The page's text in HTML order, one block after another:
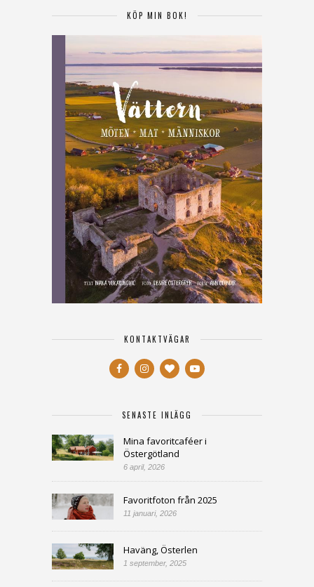
KÖP MIN BOK!
KONTAKTVÄGAR
SENASTE INLÄGG
Mina favoritcaféer i
Östergötland
6 april, 2026
Favoritfoton från 2025
11 januari, 2026
Haväng, Österlen
1 september, 2025